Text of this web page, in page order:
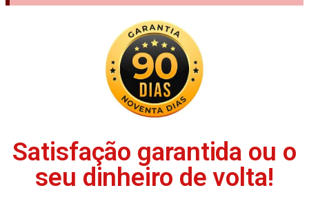
Satisfação garantida ou o
seu dinheiro de volta!